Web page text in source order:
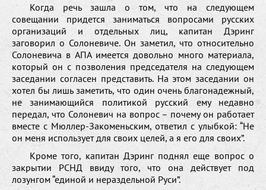
Когда речь зашла о том, что на следующем
совещании придется заниматься вопросами русских
организаций и отдельных лиц, капитан Дэринг
заговорил о Солоневиче. Он заметил, что относительно
Солоневича в АПА имеется довольно много материала,
который он с позволения председателя на следующем
заседании согласен представить. На этом заседании он
хотел бы лишь заметить, что один очень благонадежный,
не занимающийся политикой русский ему недавно
передал, что Солоневич на вопрос – почему он работает
вместе с Мюллер-Закоменьским, ответил с улыбкой: “Не
он меня использует для своих целей, а я его для своих”.
Кроме того, капитан Дэринг поднял еще вопрос о
закрытии РСНД ввиду того, что она действует под
лозунгом “единой и нераздельной Руси”.